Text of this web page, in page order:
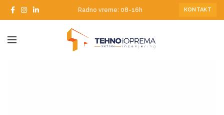
Radno vreme: 08-16h KONTAKT